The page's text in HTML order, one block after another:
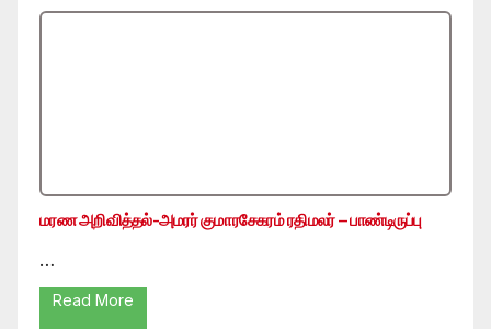
மரண அறிவித்தல்-அமரர் குமாரசேகரம் ரதிமலர் – பாண்டிருப்பு
…
Read More